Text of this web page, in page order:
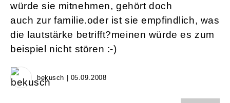
würde sie mitnehmen, gehört doch
auch zur familie.oder ist sie empfindlich, was
die lautstärke betrifft?meinen würde es zum
beispiel nicht stören :-)
bekusch | 05.09.2008